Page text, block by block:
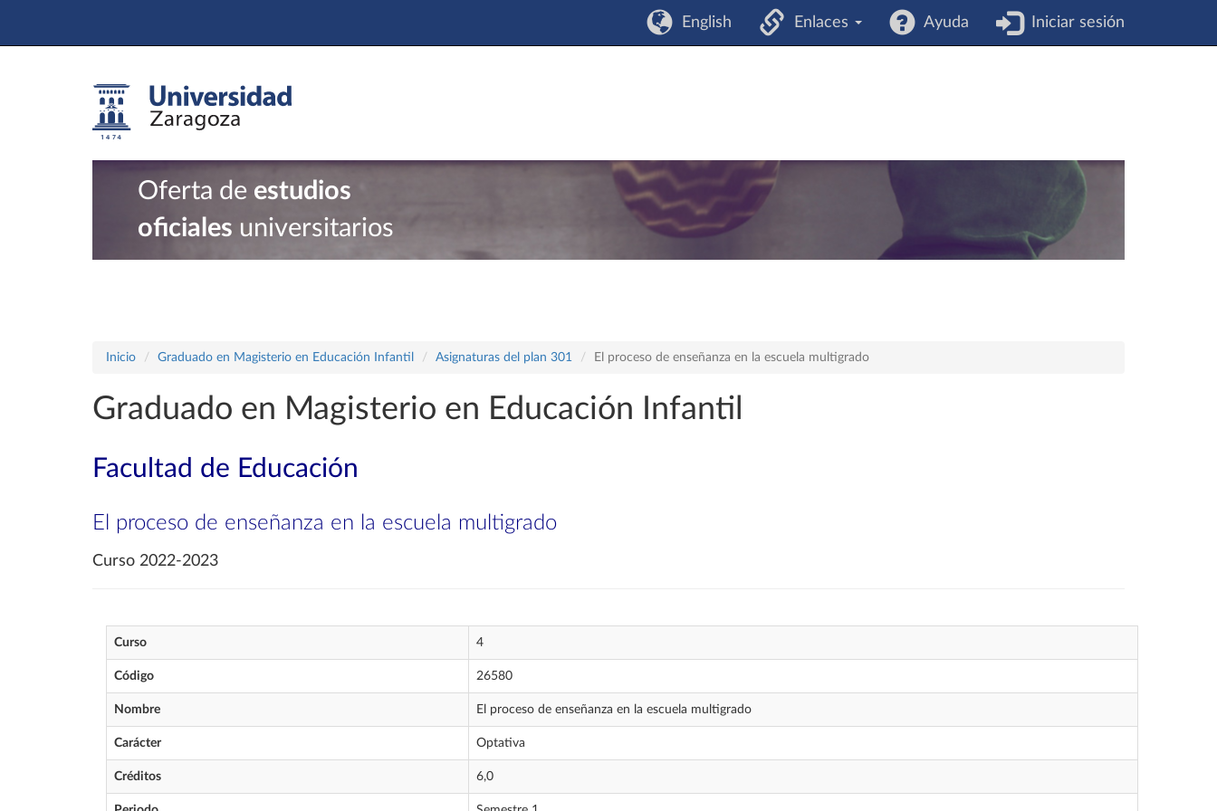
English Enlaces Ayuda Iniciar sesión
Oferta de estudios
oficiales universitarios
Inicio Graduado en Magisterio en Educación Infantil Asignaturas del plan 301 El proceso de enseñanza en la escuela multigrado
Graduado en Magisterio en Educación Infantil
Facultad de Educación
El proceso de enseñanza en la escuela multigrado
Curso 2022-2023
Curso 4
Código 26580
Nombre El proceso de enseñanza en la escuela multigrado
Carácter Optativa
Créditos 6,0